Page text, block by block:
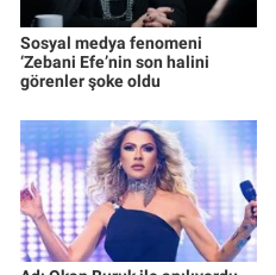
Sosyal medya fenomeni
‘Zebani Efe’nin son halini
görenler şoke oldu